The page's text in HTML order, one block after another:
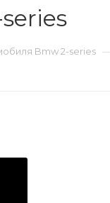
Bmw 2-series